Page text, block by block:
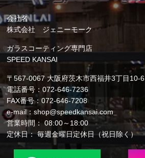
会社名
株式会社 ジェニーモーク
ガラスコーティング専門店
SPEED KANSAI
〒567-0067 大阪府茨木市西福井3丁目10-6
電話番号：072-646-7236
FAX番号：072-646-7208
e-mail：shop@speedkansai.com
営業時間： 08:00～18:00
定休日： 毎週金曜日定休日（祝日除く）